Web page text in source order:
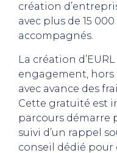
création
avec plus de 15
accompagnés.
La création
engagement, hors
avec avance des
Cette gratuité est
parcours démarre
suivi d’un rappel
conseil dédié